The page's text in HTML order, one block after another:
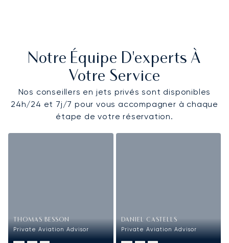
Notre Équipe D'experts À
Votre Service
Nos conseillers en jets privés sont disponibles
24h/24 et 7j/7 pour vous accompagner à chaque
étape de votre réservation.
THOMAS BESSON
Private Aviation Advisor
DANIEL CASTELLS
Private Aviation Advisor